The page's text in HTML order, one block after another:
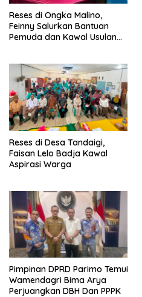
Reses di Ongka Malino,
Feinny Salurkan Bantuan
Pemuda dan Kawal Usulan
Reses di Desa Tandaigi,
Faisan Lelo Badja Kawal
Aspirasi Warga
Pimpinan DPRD Parimo Temui
Wamendagri Bima Arya
Perjuangkan DBH Dan PPPK